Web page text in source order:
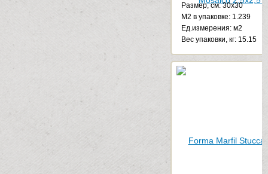
Размер, см: 30x30
М2 в упаковке: 1.239
Ед.измерения: м2
Веc упаковки, кг: 15.15